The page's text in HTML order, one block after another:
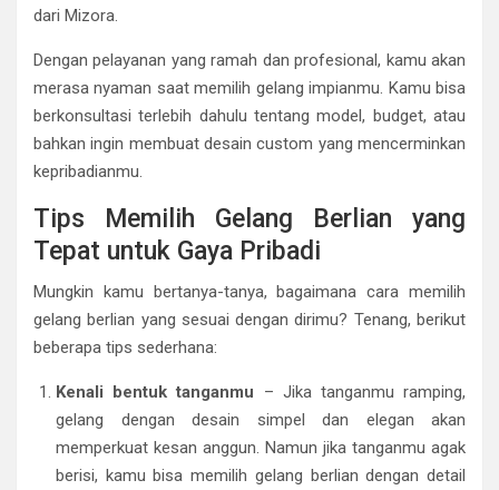
dari Mizora.
Dengan pelayanan yang ramah dan profesional, kamu akan
merasa nyaman saat memilih gelang impianmu. Kamu bisa
berkonsultasi terlebih dahulu tentang model, budget, atau
bahkan ingin membuat desain custom yang mencerminkan
kepribadianmu.
Tips Memilih Gelang Berlian yang
Tepat untuk Gaya Pribadi
Mungkin kamu bertanya-tanya, bagaimana cara memilih
gelang berlian yang sesuai dengan dirimu? Tenang, berikut
beberapa tips sederhana:
Kenali bentuk tanganmu – Jika tanganmu ramping,
gelang dengan desain simpel dan elegan akan
memperkuat kesan anggun. Namun jika tanganmu agak
berisi, kamu bisa memilih gelang berlian dengan detail